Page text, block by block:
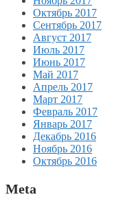
Октябрь 2017
Сентябрь 2017
Август 2017
Июль 2017
Июнь 2017
Май 2017
Апрель 2017
Март 2017
Февраль 2017
Январь 2017
Декабрь 2016
Ноябрь 2016
Октябрь 2016
Meta